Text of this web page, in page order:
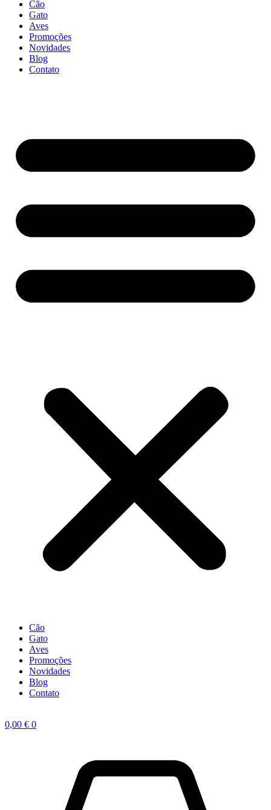
Cão
Gato
Aves
Promoções
Novidades
Blog
Contato
Cão
Gato
Aves
Promoções
Novidades
Blog
Contato
0,00 € 0